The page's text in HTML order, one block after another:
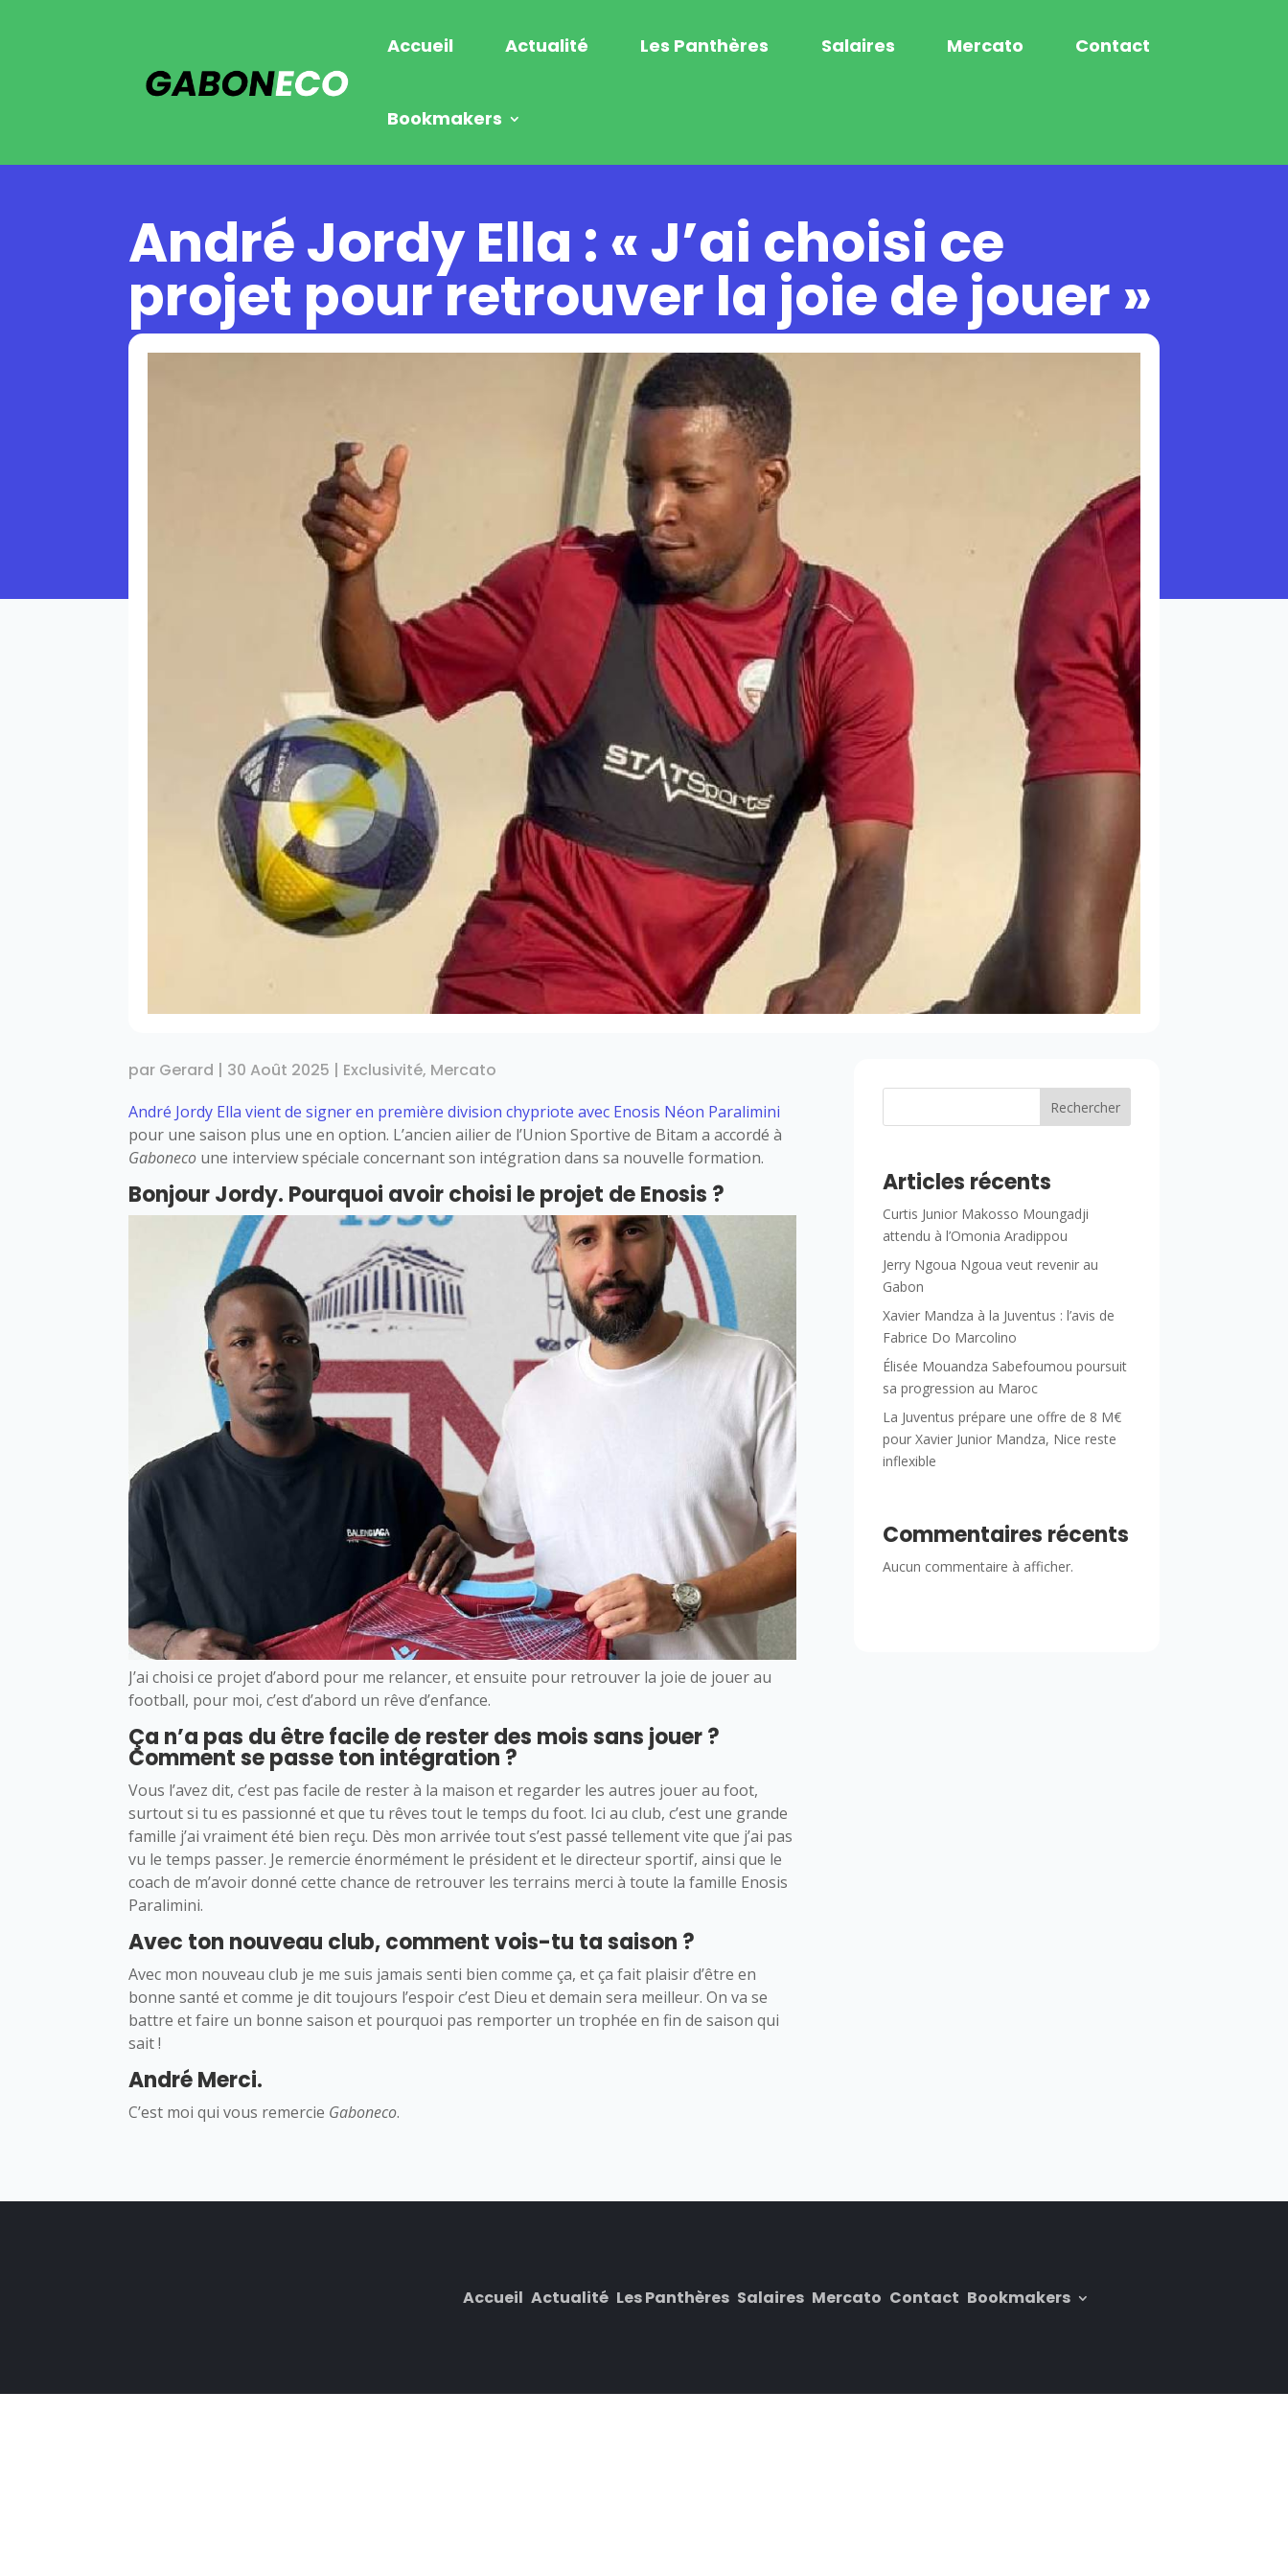
Accueil Actualité Les Panthères Salaires Mercato Contact
Bookmakers
André Jordy Ella : « J’ai choisi ce
projet pour retrouver la joie de jouer »
par Gerard | 30 Août 2025 | Exclusivité, Mercato
André Jordy Ella vient de signer en première division chypriote avec Enosis Néon Paralimini
pour une saison plus une en option. L’ancien ailier de l’Union Sportive de Bitam a accordé à
Gaboneco une interview spéciale concernant son intégration dans sa nouvelle formation.
Bonjour Jordy. Pourquoi avoir choisi le projet de Enosis ?
J’ai choisi ce projet d’abord pour me relancer, et ensuite pour retrouver la joie de jouer au
football, pour moi, c’est d’abord un rêve d’enfance.
Ça n’a pas du être facile de rester des mois sans jouer ?
Comment se passe ton intégration ?
Vous l’avez dit, c’est pas facile de rester à la maison et regarder les autres jouer au foot,
surtout si tu es passionné et que tu rêves tout le temps du foot. Ici au club, c’est une grande
famille j’ai vraiment été bien reçu. Dès mon arrivée tout s’est passé tellement vite que j’ai pas
vu le temps passer. Je remercie énormément le président et le directeur sportif, ainsi que le
coach de m’avoir donné cette chance de retrouver les terrains merci à toute la famille Enosis
Paralimini.
Avec ton nouveau club, comment vois-tu ta saison ?
Avec mon nouveau club je me suis jamais senti bien comme ça, et ça fait plaisir d’être en
bonne santé et comme je dit toujours l’espoir c’est Dieu et demain sera meilleur. On va se
battre et faire un bonne saison et pourquoi pas remporter un trophée en fin de saison qui
sait !
André Merci.
C’est moi qui vous remercie Gaboneco.
Rechercher
Articles récents
Curtis Junior Makosso Moungadji
attendu à l’Omonia Aradippou
Jerry Ngoua Ngoua veut revenir au
Gabon
Xavier Mandza à la Juventus : l’avis de
Fabrice Do Marcolino
Élisée Mouandza Sabefoumou poursuit
sa progression au Maroc
La Juventus prépare une offre de 8 M€
pour Xavier Junior Mandza, Nice reste
inflexible
Commentaires récents
Aucun commentaire à afficher.
Accueil Actualité Les Panthères Salaires Mercato Contact Bookmakers